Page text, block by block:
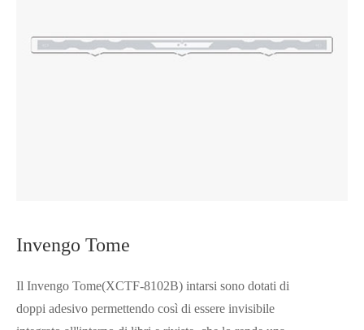
Invengo Tome
Il Invengo Tome(XCTF-8102B) intarsi sono dotati di
doppi adesivo permettendo così di essere invisibile